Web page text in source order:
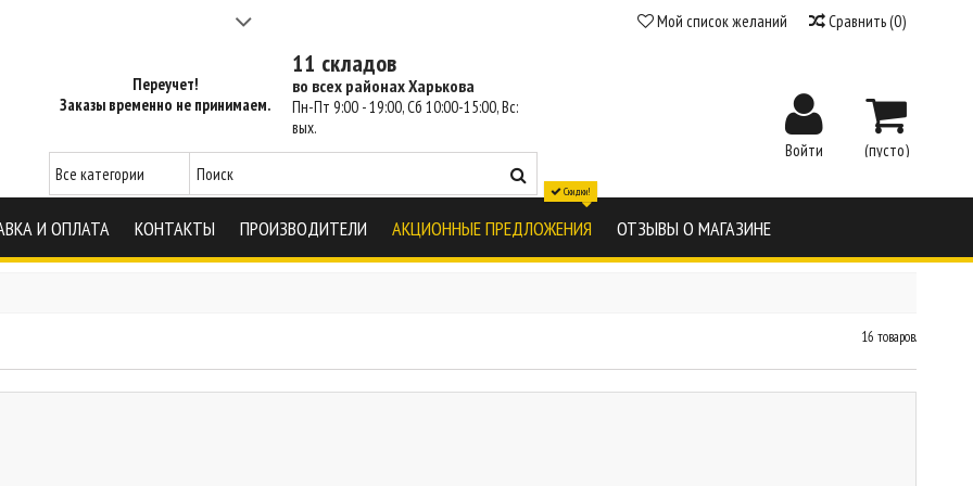
3 часа - SM Харьков Сравнить(0)
Мой список желаний
Переучет!
Заказы временно не принимаем.
11 складов
во всех районах Харькова
Пн-Пт 9:00 - 19:00, Сб 10:00-15:00, Вс:
вых.
(пусто)
Войти
И ОПЛАТА КОНТАКТЫ ПРОИЗВОДИТЕЛИ АКЦИОННЫЕ ПРЕДЛОЖЕНИЯ
Скидки!
ОТЗЫВЫ О МАГАЗИНЕ
16 товаров.